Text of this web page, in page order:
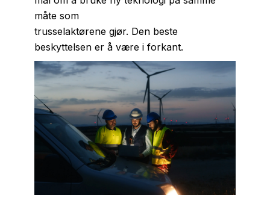
måte som
trusselaktørene gjør. Den beste
beskyttelsen er å være i forkant.